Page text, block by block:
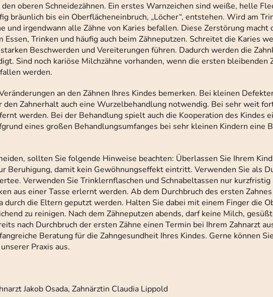
oberen Schneidezähnen. Ein erstes Warnzeichen sind weiße, helle
bräunlich bis ein Oberflächeneinbruch, „Löcher“, entstehen. Wird am
und irgendwann alle Zähne von Karies befallen. Diese Zerstörung macht
Trinken und häufig auch beim Zähneputzen. Schreitet die Karies
Beschwerden und Vereiterungen führen. Dadurch werden die
Sind noch kariöse Milchzähne vorhanden, wenn die ersten bleibenden
werden.
an den Zähnen Ihres Kindes bemerken. Bei kleinen
Zahnerhalt auch eine Wurzelbehandlung notwendig. Bei sehr weit
werden. Bei der Behandlung spielt auch die Kooperation des Kindes
eines großen Behandlungsumfanges bei sehr kleinen Kindern eine
sollten Sie folgende Hinweise beachten: Überlassen Sie Ihrem
Beruhigung, damit kein Gewöhnungseffekt eintritt. Verwenden Sie als
Verwenden Sie Trinklernflaschen und Schnabeltassen nur kurzfristig
aus einer Tasse erlernt werden. Ab dem Durchbruch des ersten
die Eltern geputzt werden. Halten Sie dabei mit einem Finger die
zu reinigen. Nach dem Zähneputzen abends, darf keine Milch,
nach Durchbruch der ersten Zähne einen Termin bei Ihrem Zahnarzt
Beratung für die Zahngesundheit Ihres Kindes. Gerne können
Praxis aus.
Jakob Osada, Zahnärztin Claudia Lippold